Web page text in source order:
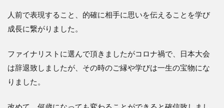
人前で表現すること、的確に相手に思いを伝えることを学び
成長に繋がりました。
ファイナリストに選んで頂きましたがコロナ禍で、日本大会
は辞退致しましたが、その時のご縁や学びは一生の宝物にな
りました。